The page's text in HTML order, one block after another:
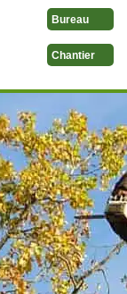
Bureau
Chantier